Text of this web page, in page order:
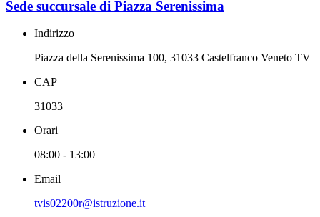
Sede succursale di Piazza Serenissima
Indirizzo
Piazza della Serenissima 100, 31033 Castelfranco Veneto TV
CAP
31033
Orari
08:00 - 13:00
Email
tvis02200r@istruzione.it